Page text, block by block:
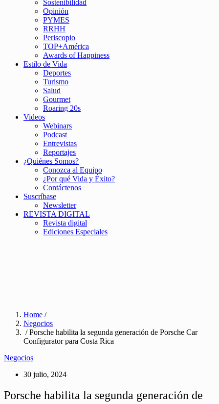
Sostenibilidad
Opinión
PYMES
RRHH
Periscopio
TOP+América
Awards of Happiness
Estilo de Vida
Deportes
Turismo
Salud
Gourmet
Roaring 20s
Videos
Webinars
Podcast
Entrevistas
Reportajes
¿Quiénes Somos?
Conozca al Equipo
¿Por qué Vida y Éxito?
Contáctenos
Suscríbase
Newsletter
REVISTA DIGITAL
Revista digital
Ediciones Especiales
Home /
Negocios
/ Porsche habilita la segunda generación de Porsche Car
Configurator para Costa Rica
Negocios
30 julio, 2024
Porsche habilita la segunda generación de